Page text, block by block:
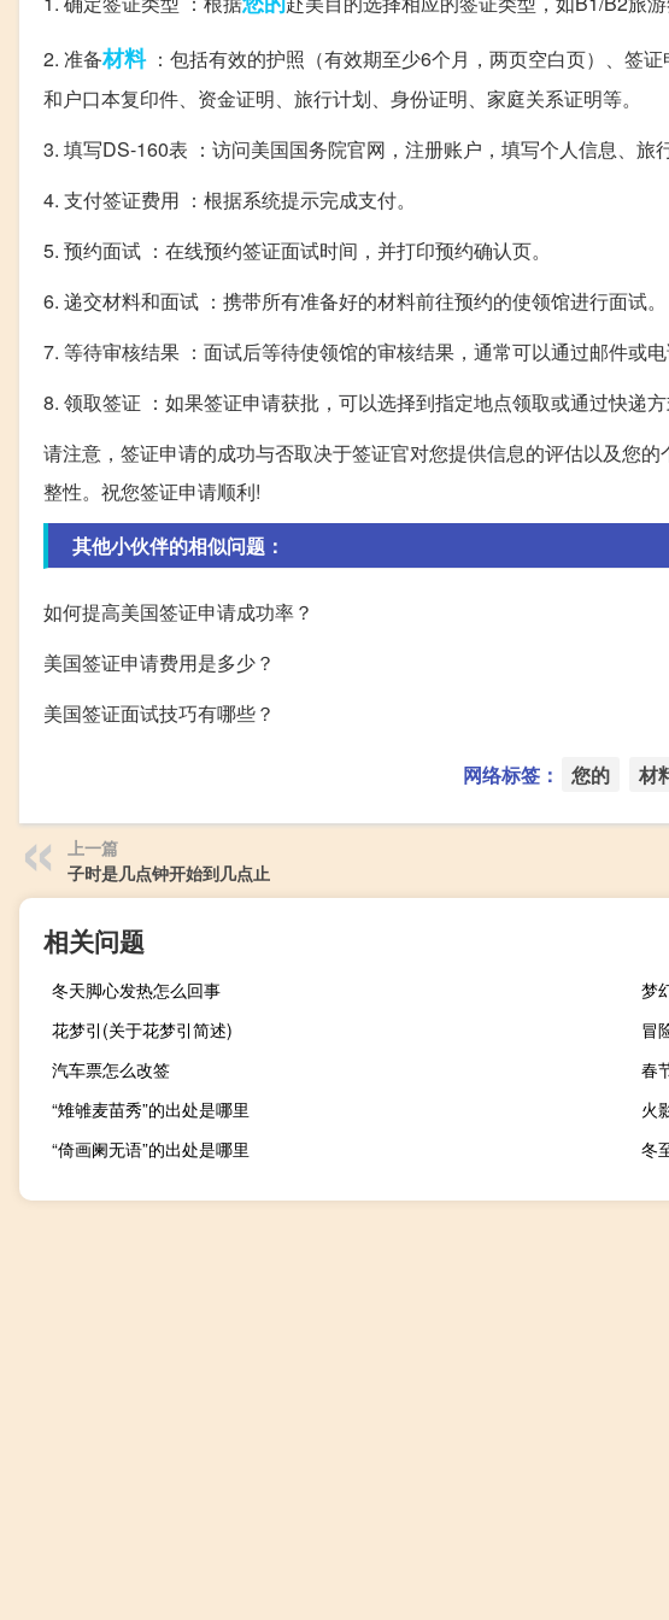
2. 准备材料：包括有效的护照（有效期至少6个月，两页空白页）、签
和户口本复印件、资金证明、旅行计划、身份证明、家庭关系证明等。
3. 填写DS-160表 ：访问美国国务院官网，注册账户，填写个人信息、旅
4. 支付签证费用 ：根据系统提示完成支付。
5. 预约面试 ：在线预约签证面试时间，并打印预约确认页。
6. 递交材料和面试 ：携带所有准备好的材料前往预约的使领馆进行面试。
7. 等待审核结果 ：面试后等待使领馆的审核结果，通常可以通过邮件或电
8. 领取签证 ：如果签证申请获批，可以选择到指定地点领取或通过快递方
请注意，签证申请的成功与否取决于签证官对您提供信息的评估以及您
整性。祝您签证申请顺利!
其他小伙伴的相似问题：
如何提高美国签证申请成功率？
美国签证申请费用是多少？
美国签证面试技巧有哪些？
网络标签： 您的 材
上一篇
子时是几点钟开始到几点止
相关问题
冬天脚心发热怎么回事
梦
花梦引(关于花梦引简述)
冒
汽车票怎么改签
春
“雉雊麦苗秀”的出处是哪里
火
“倚画阑无语”的出处是哪里
冬